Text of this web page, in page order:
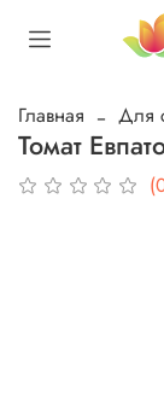
Главная Для
Томат